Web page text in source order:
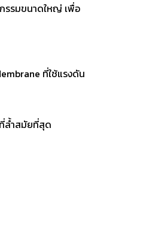
รรมขนาดใหญ่ เพื่อ
ที่ใช้แรงดัน
ที่ล้ำสมัยที่สุด